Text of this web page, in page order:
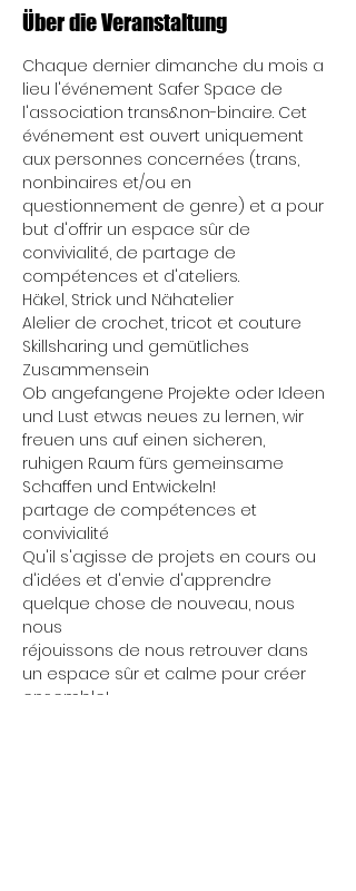
Über die Veranstaltung
Chaque dernier dimanche du mois a
lieu l'événement Safer Space de
l'association trans&non-binaire. Cet
événement est ouvert uniquement
aux personnes concernées (trans,
nonbinaires et/ou en
questionnement de genre) et a pour
but d'offrir un espace sûr de
convivialité, de partage de
compétences et d'ateliers.
Häkel, Strick und Nähatelier
Alelier de crochet, tricot et couture
Skillsharing und gemütliches
Zusammensein
Ob angefangene Projekte oder Ideen
und Lust etwas neues zu lernen, wir
freuen uns auf einen sicheren,
ruhigen Raum fürs gemeinsame
Schaffen und Entwickeln!
partage de compétences et
convivialité
Qu'il s'agisse de projets en cours ou
d'idées et d'envie d'apprendre
quelque chose de nouveau, nous
nous
réjouissons de nous retrouver dans
un espace sûr et calme pour créer
ensemble!